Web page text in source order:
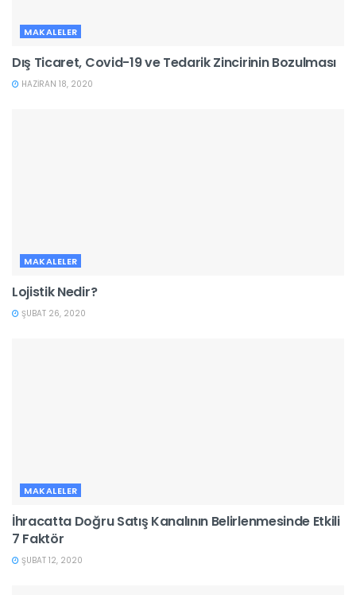
MAKALELER
Dış Ticaret, Covid-19 ve Tedarik Zincirinin Bozulması
HAZIRAN 18, 2020
MAKALELER
Lojistik Nedir?
ŞUBAT 26, 2020
MAKALELER
İhracatta Doğru Satış Kanalının Belirlenmesinde Etkili
7 Faktör
ŞUBAT 12, 2020